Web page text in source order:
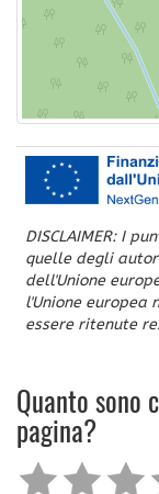
DISCLAIMER: I
quelle degli
dell'Unione
l'Unione europea
essere ritenute
Quanto sono
pagina?